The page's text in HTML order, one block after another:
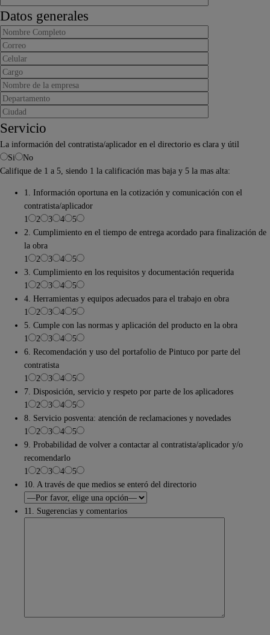
Datos generales
Servicio
La información del contratista/aplicador en el directorio es clara y útil
Si
No
Califique de 1 a 5, siendo 1 la calificación mas baja y 5 la mas alta:
1. Información oportuna en la cotización y comunicación con el
contratista/aplicador
1
2 3 4
5
2. Cumplimiento en el tiempo de entrega acordado para finalización de
la obra
1
2 3 4
5
3. Cumplimiento en los requisitos y documentación requerida
1
2 3 4
5
4. Herramientas y equipos adecuados para el trabajo en obra
1
2 3 4
5
5. Cumple con las normas y aplicación del producto en la obra
1
2 3 4
5
6. Recomendación y uso del portafolio de Pintuco por parte del
contratista
1
2 3 4
5
7. Disposición, servicio y respeto por parte de los aplicadores
1
2 3 4
5
8. Servicio posventa: atención de reclamaciones y novedades
1
2 3 4
5
9. Probabilidad de volver a contactar al contratista/aplicador y/o
recomendarlo
1
2 3 4
5
10. A través de que medios se enteró del directorio
11. Sugerencias y comentarios